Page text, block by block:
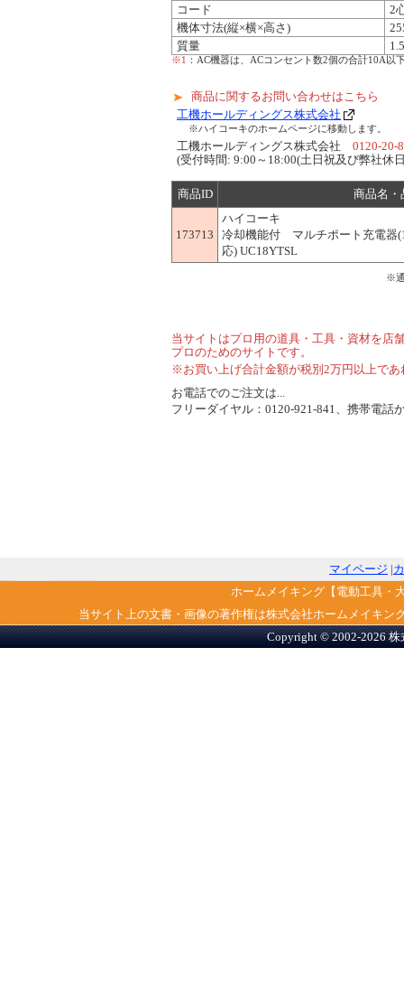
コード
2
機体寸法(縦×横×高さ)
質量
※1 ：AC機器は、ACコンセント数2個の合計10A
商品に関するお問い合わせはこちら
工機ホールディングス株式会社
※ハイコーキのホームページに移動します。
工機ホールディングス株式会社 0120-20-
(受付時間: 9:00～18:00(土日祝及び弊社休
商品ID 商品名・
173713
ハイコーキ
冷却機能付 マルチポート充電器
応) UC18YTSL
※
当サイトはプロ用の道具・工具・資材を店
プロのためのサイトです。
※お買い上げ合計金額が税別2万円以上で
お電話でのご注文は...
フリーダイヤル：0120-921-841、携帯電
マイページ |
ホームメイキング【電動工具・
当サイト上の文書・画像の著作権は株式会社ホームメイキ
Copyright © 2002-2026